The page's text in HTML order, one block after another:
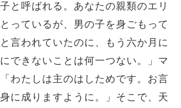
と呼ばれる。あなたの親類のエリ
っているが、男の子を身ごもって
言われていたのに、もう六か月に
できないことは何一つない。」マ
わたしは主のはしためです。お言
に成りますように。」そこで、天